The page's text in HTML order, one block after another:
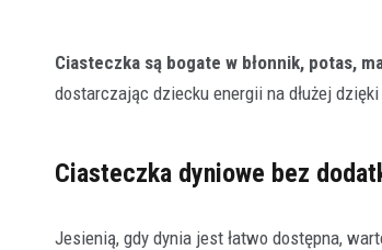
Ciasteczka są bogate w błonnik, potas,
dostarczając dziecku energii na dłużej
Ciasteczka dyniowe bez
Jesienią, gdy dynia jest łatwo dostępna,